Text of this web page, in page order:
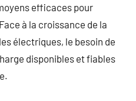
efficaces pour
à la croissance de la
électriques, le besoin de
disponibles et fiables